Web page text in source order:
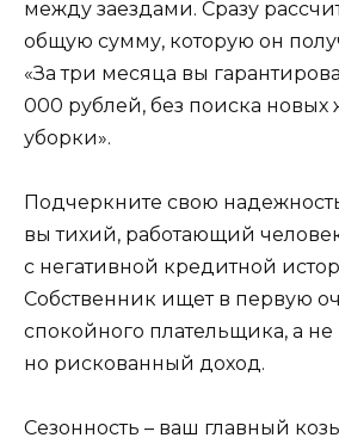
между заездами. Сразу
общую сумму, которую он
«За три месяца вы
000 рублей, без поиска новых
уборки».
Подчеркните свою
вы тихий, работающий
с негативной кредитной
Собственник ищет в первую
спокойного плательщика, а
но рискованный доход.
Сезонность – ваш главный